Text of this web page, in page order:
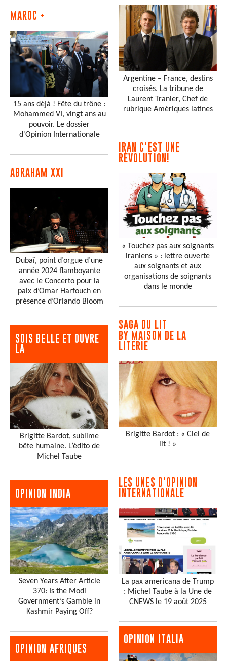
MAROC +
15 ans déjà ! Fête du trône :
Mohammed VI, vingt ans au
pouvoir. Le dossier
d'Opinion Internationale
ABRAHAM XXI
Dubaï, point d’orgue d’une
année 2024 flamboyante
avec le Concerto pour la
paix d’Omar Harfouch en
présence d’Orlando Bloom
SOIS BELLE ET OUVRE
LA
Brigitte Bardot, sublime
bête humaine. L’édito de
Michel Taube
OPINION INDIA
Seven Years After Article
370: Is the Modi
Government’s Gamble in
Kashmir Paying Off?
OPINION AFRIQUES
Argentine – France, destins
croisés. La tribune de
Laurent Tranier, Chef de
rubrique Amériques latines
IRAN C'EST UNE
RÉVOLUTION!
« Touchez pas aux soignants
iraniens » : lettre ouverte
aux soignants et aux
organisations de soignants
dans le monde
SAGA DU LIT
BY MAISON DE LA
LITERIE
Brigitte Bardot : « Ciel de
lit ! »
LES UNES D'OPINION
INTERNATIONALE
La pax americana de Trump
: Michel Taube à la Une de
CNEWS le 19 août 2025
OPINION ITALIA